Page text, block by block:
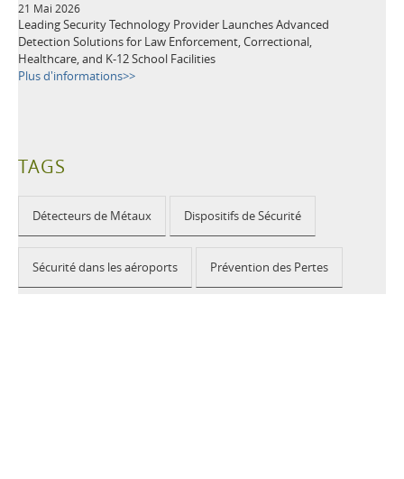
21 Mai 2026
Leading Security Technology Provider Launches Advanced
Detection Solutions for Law Enforcement, Correctional,
Healthcare, and K-12 School Facilities
Plus d'informations>>
TAGS
Détecteurs de Métaux Dispositifs de Sécurité
Sécurité dans les aéroports Prévention des Pertes